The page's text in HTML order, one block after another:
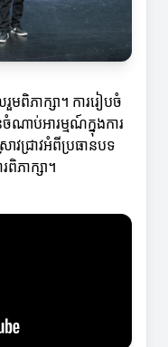
ាក្សា។ ការរៀបចំ
ណាប់អារម្មណ៍ក្នុងការ
រាវជ្រាវអំពីប្រធានបទ
ពិភាក្សា។